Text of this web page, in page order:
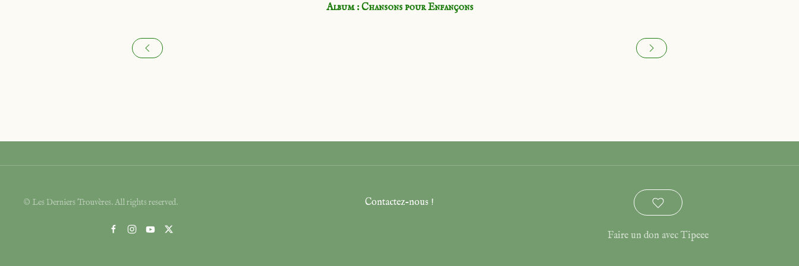
Album : Chansons pour Enfançons
© Les Derniers Trouvères. All rights reserved. Contactez-nous !
Faire un don avec Tipeee